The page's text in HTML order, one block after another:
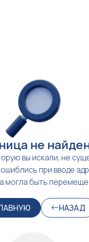
не
вы искали, не
при вводе
могла быть
НАЗАД